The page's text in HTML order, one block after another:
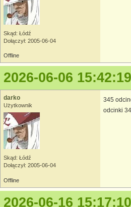
Skąd: Łódź
Dołączył: 2005-06-04
Offline
2026-06-06 15:42:19
darko
Użytkownik
Skąd: Łódź
Dołączył: 2005-06-04
345
odcinki
Offline
2026-06-16 15:17:10